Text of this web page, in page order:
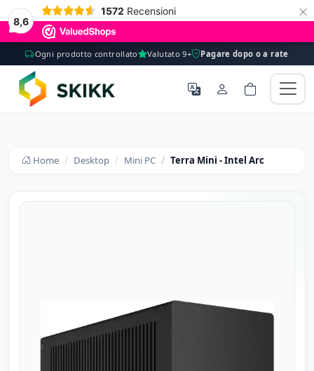
8,6
1572 Recensioni ×
Ogni prodotto controllato Valutato 9+ Pagare dopo o a rate
Home Desktop Mini PC Terra Mini - Intel Arc